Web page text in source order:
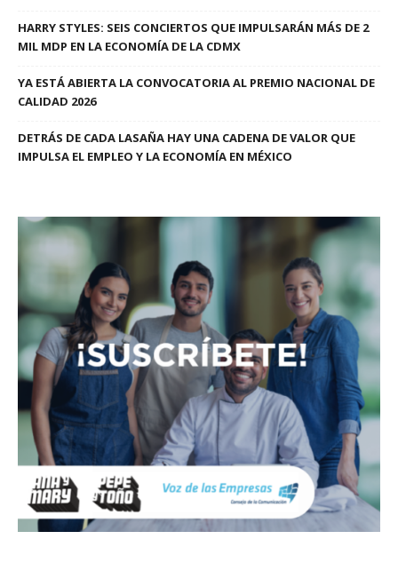
HARRY STYLES: SEIS CONCIERTOS QUE IMPULSARÁN MÁS DE 2
MIL MDP EN LA ECONOMÍA DE LA CDMX
YA ESTÁ ABIERTA LA CONVOCATORIA AL PREMIO NACIONAL DE
CALIDAD 2026
DETRÁS DE CADA LASAÑA HAY UNA CADENA DE VALOR QUE
IMPULSA EL EMPLEO Y LA ECONOMÍA EN MÉXICO